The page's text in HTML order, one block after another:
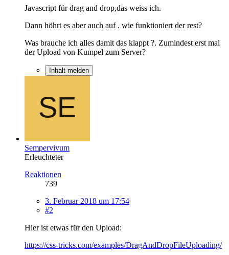
Javascript für drag and drop,das weiss ich.
Dann höhrt es aber auch auf . wie funktioniert der rest?
Was brauche ich alles damit das klappt ?. Zumindest erst mal
der Upload von Kumpel zum Server?
Inhalt melden
Sempervivum
Erleuchteter
Reaktionen
739
3. Februar 2018 um 17:54
#2
Hier ist etwas für den Upload:
https://css-tricks.com/examples/DragAndDropFileUploading/